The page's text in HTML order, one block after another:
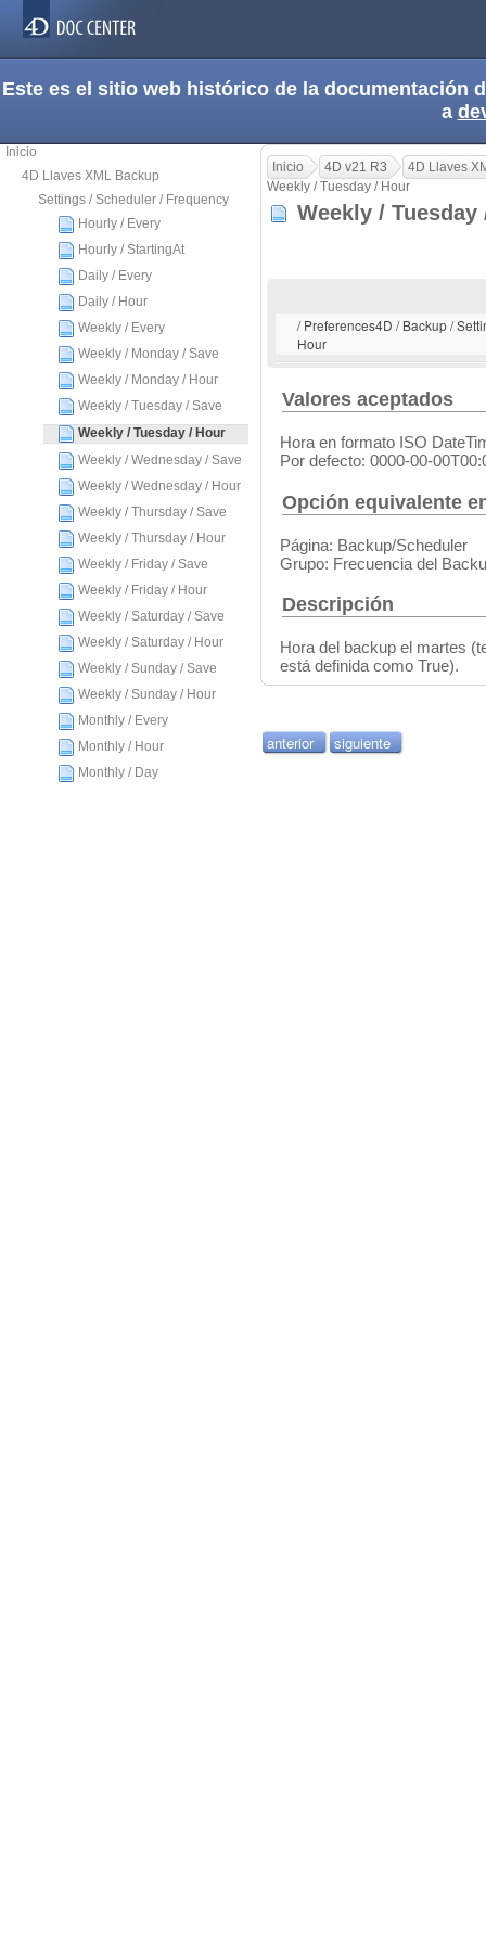
Este es el sitio web histórico de la documentación
a
Inicio
4D Llaves XML Backup
Settings / Scheduler / Frequency
Hourly / Every
Hourly / StartingAt
Daily / Every
Daily / Hour
Weekly / Every
Weekly / Monday / Save
Weekly / Monday / Hour
Weekly / Tuesday / Save
Weekly / Tuesday / Hour
Weekly / Wednesday / Save
Weekly / Wednesday / Hour
Weekly / Thursday / Save
Weekly / Thursday / Hour
Weekly / Friday / Save
Weekly / Friday / Hour
Weekly / Saturday / Save
Weekly / Saturday / Hour
Weekly / Sunday / Save
Weekly / Sunday / Hour
Monthly / Every
Monthly / Hour
Monthly / Day
Inicio 4D v21 R3
4D Llaves
Weekly / Tuesday / Hour
Weekly /
/ Preferences4D / Backup /
Hour
Valores aceptados
Hora en formato ISO
Por defecto: 0000-00-
Opción equivalente
Página: Backup/Scheduler
Grupo: Frecuencia del
Descripción
Hora del backup el martes
está definida como True).
anterior siguiente